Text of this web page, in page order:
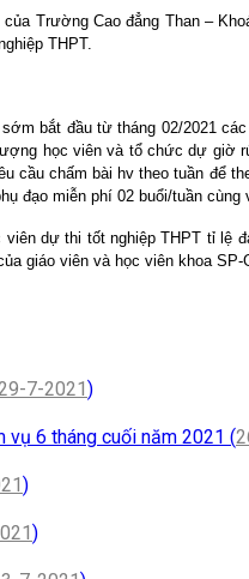
Trường Cao đẳng Than –
THPT.
bắt đầu từ tháng 02/2021
học viên và tổ chức dự
cầu chấm bài hv theo tuần
miễn phí 02 buổi/tuần
dự thi tốt nghiệp THPT tỉ lệ
giáo viên và học viên khoa
7-2021)
vụ 6 tháng cuối năm 2021 (
)
)